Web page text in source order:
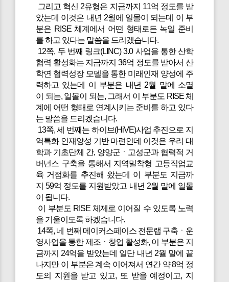
그리고 혁신 2유형은 지금까지 11억 정도를 받
았는데 이것은 내년 2월에 일몰이 되는데 이 부
분은 RISE 체계에서 어떤 형태로든 녹일 준비
를 하고 있다는 말씀을 드리겠습니다.
12쪽, 두 번째 링크(LINC) 3.0 사업을 통한 산학
협력 활성화는 지금까지 36억 정도를 받아서 산
학연 협력성장 모델을 통한 미래인재 양성에 주
력하고 있는데 이 부분은 내년 2월 말에 소멸
이 되는, 일몰이 되는, 그래서 이 부분도 RISE 체
계에 어떤 형태로 연계시키는 준비를 하고 있다
는 말씀을 드리겠습니다.
13쪽, 세 번째는 하이브(HiVE)사업 추진으로 지
역특화 인재양성 기반 마련인데 이것은 우리 대
학과 기초단체 간, 양양군ㆍ고성군과 협력적 거
버넌스 구축을 통해서 지역밀착형 고등직업교
육 거점화를 추진해 왔는데 이 부분도 지금까
지 59억 정도를 지원받았고 내년 2월 말에 일몰
이 됩니다.
이 부분도 RISE 체제로 이어질 수 있도록 노력
을 기울이도록 하겠습니다.
14쪽, 네 번째 메이커스페이스 전문랩 구축ㆍ운
영사업을 통한 제조ㆍ창업 활성화, 이 부분은 지
금까지 24억을 받았는데 일단 내년 2월 말에 끝
나지만 이 부분은 계속 이어져서 연간 약 8억 정
도의 지원을 받고 있고, 또 받을 예정이고, 지